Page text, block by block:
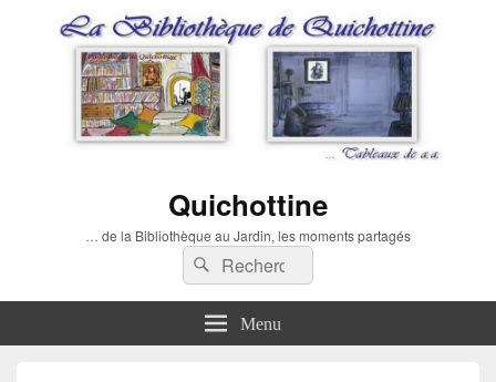
Quichottine
… de la Bibliothèque au Jardin, les moments partagés
Recherche :
Rechercher
Menu